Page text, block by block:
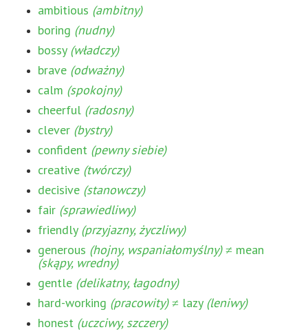
ambitious (ambitny)
boring (nudny)
bossy (władczy)
brave (odważny)
calm (spokojny)
cheerful (radosny)
clever (bystry)
confident (pewny siebie)
creative (twórczy)
decisive (stanowczy)
fair (sprawiedliwy)
friendly (przyjazny, życzliwy)
generous (hojny, wspaniałomyślny)≠ mean
(skąpy, wredny)
gentle (delikatny, łagodny)
hard-working (pracowity)≠ lazy (leniwy)
honest (uczciwy, szczery)